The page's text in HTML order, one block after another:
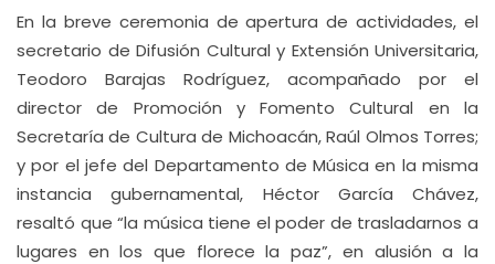
En la breve ceremonia de apertura de actividades, el
secretario de Difusión Cultural y Extensión Universitaria,
Teodoro Barajas Rodríguez, acompañado por el
director de Promoción y Fomento Cultural en la
Secretaría de Cultura de Michoacán, Raúl Olmos Torres;
y por el jefe del Departamento de Música en la misma
instancia gubernamental, Héctor García Chávez,
resaltó que “la música tiene el poder de trasladarnos a
lugares en los que florece la paz”, en alusión a la